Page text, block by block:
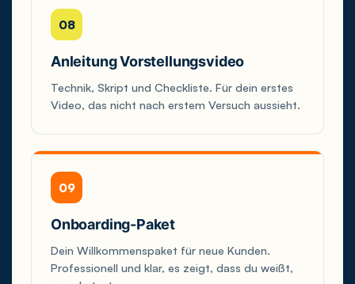
08
Anleitung Vorstellungsvideo
Technik, Skript und Checkliste. Für dein erstes
Video, das nicht nach erstem Versuch aussieht.
09
Onboarding-Paket
Dein Willkommenspaket für neue Kunden.
Professionell und klar, es zeigt, dass du weißt,